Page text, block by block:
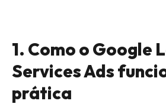
1. Como o Google
Services Ads
prática